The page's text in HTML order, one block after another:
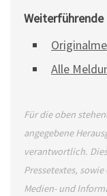
Weiterführende
Alle
Für die oben
angegebene
verantwortlich.
Pressetextes,
Medien- und